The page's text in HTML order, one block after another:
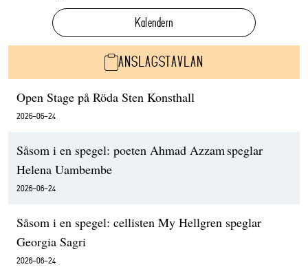
Kalendern
ANSLAGSTAVLAN
Open Stage på Röda Sten Konsthall
2026-06-24
Såsom i en spegel: poeten Ahmad Azzam speglar
Helena Uambembe
2026-06-24
Såsom i en spegel: cellisten My Hellgren speglar
Georgia Sagri
2026-06-24